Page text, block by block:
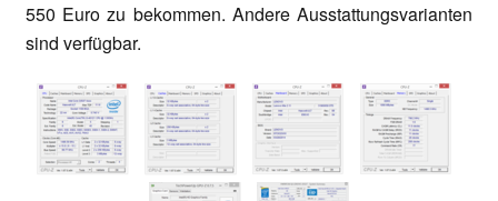
550 Euro zu bekommen. Andere Ausstattungsvarianten
sind verfügbar.